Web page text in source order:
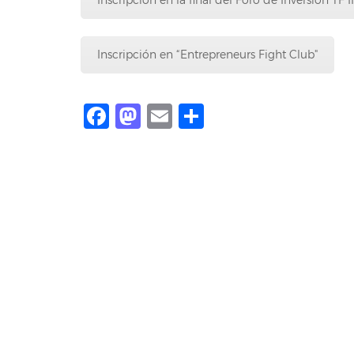
Inscripción en “Entrepreneurs Fight Club"
Facebook
Mastodon
Email